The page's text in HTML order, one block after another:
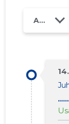
Aasta